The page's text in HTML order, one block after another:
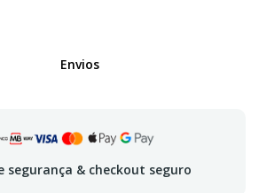
Envios
segurança & checkout seguro